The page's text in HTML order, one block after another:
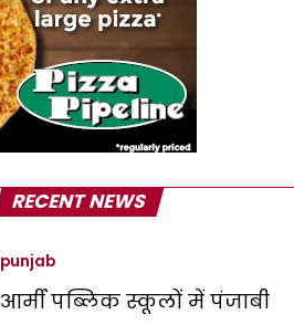
RECENT NEWS
punjab
आर्मी पब्लिक स्कूलों में पंजाबी